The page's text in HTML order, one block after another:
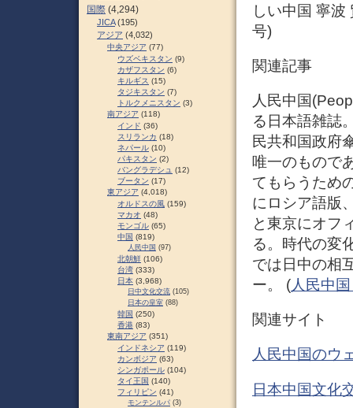
しい中国 寧
号)
関連記事
人民中国
る日本語雑誌
民共和国政府
唯一のもので
てもらうため
にロシア語版
と東京にオフ
る。時代の変
では日中の相
ー。 (人民中
関連サイト
人民中国のウ
日本中国文化
国際 (4,294)
JICA(195)
アジア (4,032)
中央アジア (77)
ウズベキスタン (9)
カザフスタン (6)
キルギス (15)
タジキスタン (7)
トルクメニスタン (3)
南アジア (118)
インド (36)
スリランカ (18)
ネパール (10)
パキスタン (2)
バングラデシュ (12)
ブータン (17)
東アジア (4,018)
オルドスの風 (159)
マカオ (48)
モンゴル (65)
中国 (819)
人民中国 (97)
北朝鮮 (106)
台湾 (333)
日本 (3,968)
日中文化交流 (105)
日本の皇室 (88)
韓国 (250)
香港 (83)
東南アジア (351)
インドネシア (119)
カンボジア (63)
シンガポール (104)
タイ王国 (140)
フィリピン (41)
モンテンルパ (3)